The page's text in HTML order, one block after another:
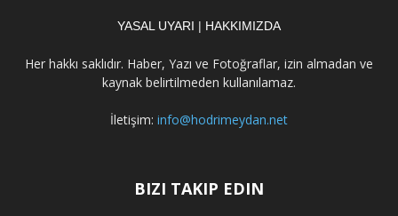
YASAL UYARI | HAKKIMIZDA
Her hakkı saklıdır. Haber, Yazı ve Fotoğraflar, izin almadan ve
kaynak belirtilmeden kullanılamaz.
İletişim: info@hodrimeydan.net
BIZI TAKIP EDIN